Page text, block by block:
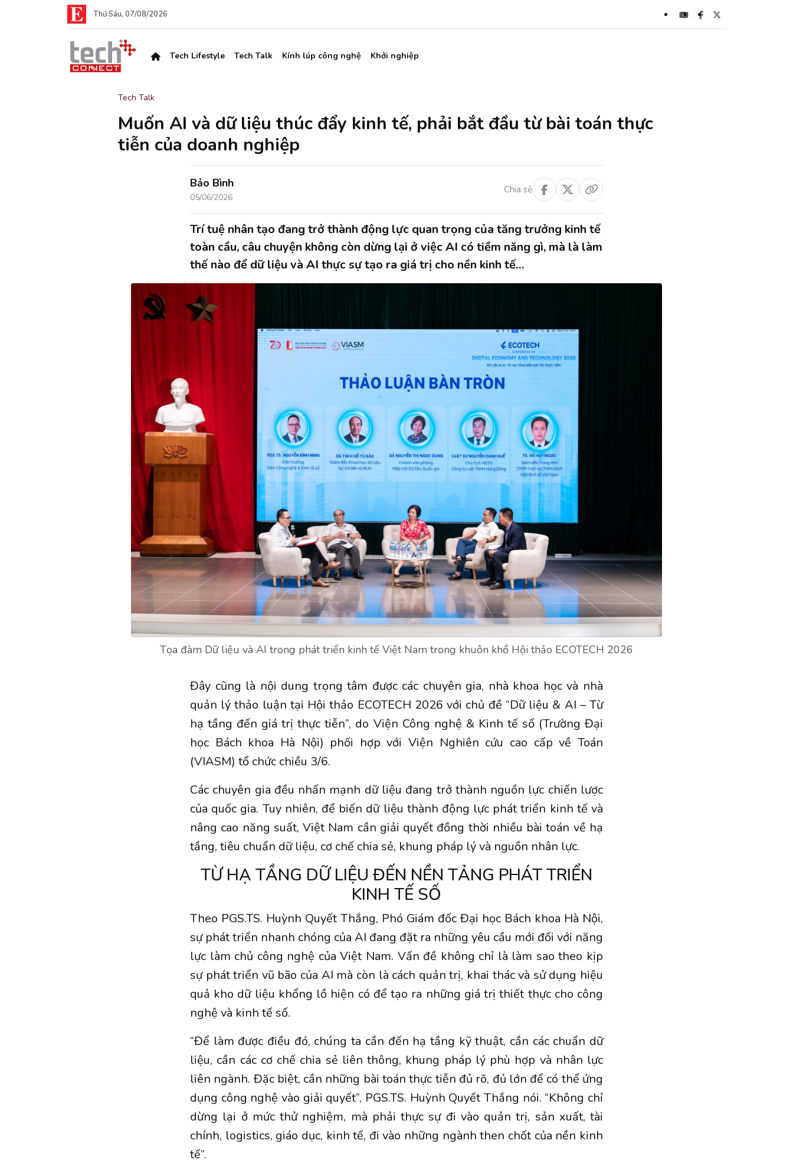
Thứ Sáu, 07/08/2026
Tech Lifestyle Tech Talk Kính lúp công nghệ Khởi nghiệp
Tech Talk
Muốn AI và dữ liệu thúc đẩy kinh tế, phải bắt đầu từ bài toán thực
tiễn của doanh nghiệp
Bảo Bình
05/06/2026
Chia sẻ
Trí tuệ nhân tạo đang trở thành động lực quan trọng của tăng trưởng kinh tế
toàn cầu, câu chuyện không còn dừng lại ở việc AI có tiềm năng gì, mà là làm
thế nào để dữ liệu và AI thực sự tạo ra giá trị cho nền kinh tế…
Tọa đàm Dữ liệu và AI trong phát triển kinh tế Việt Nam trong khuôn khổ Hội thảo ECOTECH 2026
Đây cũng là nội dung trọng tâm được các chuyên gia, nhà khoa học và nhà
quản lý thảo luận tại Hội thảo ECOTECH 2026 với chủ đề “Dữ liệu & AI – Từ
hạ tầng đến giá trị thực tiễn”, do Viện Công nghệ & Kinh tế số(Trường Đại
học Bách khoa Hà Nội) phối hợp với Viện Nghiên cứu cao cấp về Toán
(VIASM) tổ chức chiều 3/6.
Các chuyên gia đều nhấn mạnh dữ liệu đang trở thành nguồn lực chiến lược
của quốc gia. Tuy nhiên, để biến dữ liệu thành động lực phát triển kinh tế và
nâng cao năng suất, Việt Nam cần giải quyết đồng thời nhiều bài toán về hạ
tầng, tiêu chuẩn dữ liệu, cơ chế chia sẻ, khung pháp lý và nguồn nhân lực.
TỪ HẠ TẦNG DỮ LIỆU ĐẾN NỀN TẢNG PHÁT TRIỂN
KINH TẾ SỐ
Theo PGS.TS. Huỳnh Quyết Thắng, Phó Giám đốc Đại học Bách khoa Hà Nội,
sự phát triển nhanh chóng của AI đang đặt ra những yêu cầu mới đối với năng
lực làm chủ công nghệ của Việt Nam. Vấn đề không chỉ là làm sao theo kịp
sự phát triển vũ bão của AI mà còn là cách quản trị, khai thác và sử dụng hiệu
quả kho dữ liệu khổng lồ hiện có để tạo ra những giá trị thiết thực cho công
nghệ và kinh tế số.
“Để làm được điều đó, chúng ta cần đến hạ tầng kỹ thuật, cần các chuẩn dữ
liệu, cần các cơ chế chia sẻ liên thông, khung pháp lý phù hợp và nhân lực
liên ngành. Đặc biệt, cần những bài toán thực tiễn đủ rõ, đủ lớn để có thể ứng
dụng công nghệ vào giải quyết”, PGS.TS. Huỳnh Quyết Thắng nói. “Không chỉ
dừng lại ở mức thử nghiệm, mà phải thực sự đi vào quản trị, sản xuất, tài
chính, logistics, giáo dục, kinh tế, đi vào những ngành then chốt của nền kinh
tế”.